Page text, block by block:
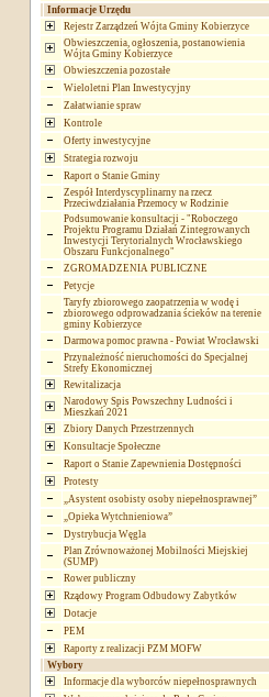
Informacje Urzędu
Rejestr Zarządzeń Wójta Gminy Kobierzyce
Obwieszczenia, ogłoszenia, postanowienia
Wójta Gminy Kobierzyce
Obwieszczenia pozostałe
Wieloletni Plan Inwestycyjny
Załatwianie spraw
Kontrole
Oferty inwestycyjne
Strategia rozwoju
Raport o Stanie Gminy
Zespół Interdyscyplinarny na rzecz
Przeciwdziałania Przemocy w Rodzinie
Podsumowanie konsultacji - "Roboczego
Projektu Programu Działań Zintegrowanych
Inwestycji Terytorialnych Wrocławskiego
Obszaru Funkcjonalnego"
ZGROMADZENIA PUBLICZNE
Petycje
Taryfy zbiorowego zaopatrzenia w wodę i
zbiorowego odprowadzania ścieków na terenie
gminy Kobierzyce
Darmowa pomoc prawna - Powiat Wrocławski
Przynależność nieruchomości do Specjalnej
Strefy Ekonomicznej
Rewitalizacja
Narodowy Spis Powszechny Ludności i
Mieszkań 2021
Zbiory Danych Przestrzennych
Konsultacje Społeczne
Raport o Stanie Zapewnienia Dostępności
Protesty
„Asystent osobisty osoby niepełnosprawnej”
„Opieka Wytchnieniowa”
Dystrybucja Węgla
Plan Zrównoważonej Mobilności Miejskiej
(SUMP)
Rower publiczny
Rządowy Program Odbudowy Zabytków
Dotacje
PEM
Raporty z realizacji PZM MOFW
Wybory
Informacje dla wyborców niepełnosprawnych